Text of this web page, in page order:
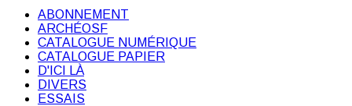
ABONNEMENT
ARCHÉOSF
CATALOGUE NUMÉRIQUE
CATALOGUE PAPIER
D'ICI LÀ
DIVERS
ESSAIS